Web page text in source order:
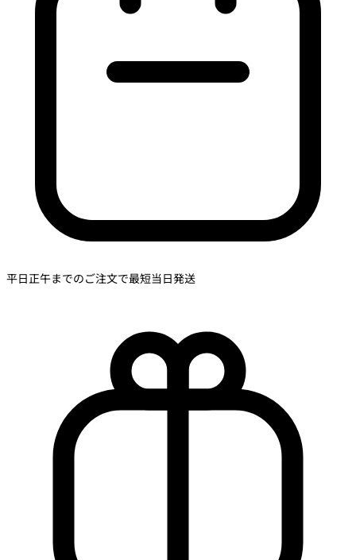
平日正午までのご注文で最短当日発送